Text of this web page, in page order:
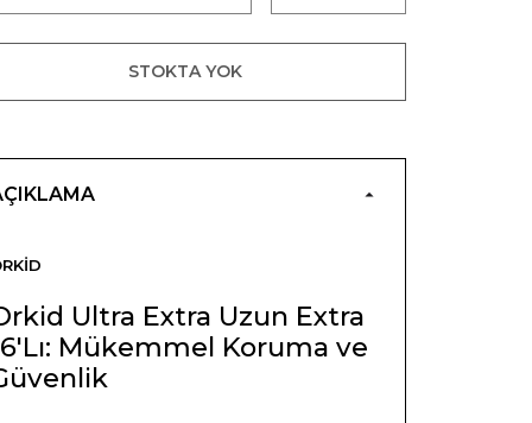
STOKTA YOK
Ultra Extra Uzun Extra
Mükemmel Koruma ve